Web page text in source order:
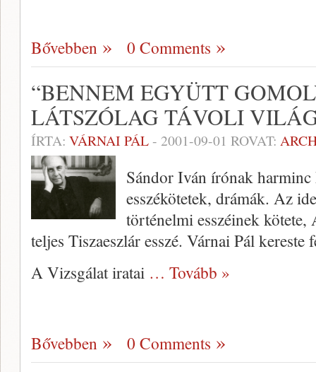
Bővebben 0 Comments
“BENNEM EGYÜTT
LÁTSZÓLAG TÁVOLI
ÍRTA: VÁRNAI PÁL- 2001-09-01 ROVAT:
Sándor Iván írónak
esszékötetek, drámák. Az
történelmi esszéinek
teljes Tiszaeszlár esszé. Várnai Pál kereste
A Vizsgálat iratai … Tovább »
Bővebben 0 Comments